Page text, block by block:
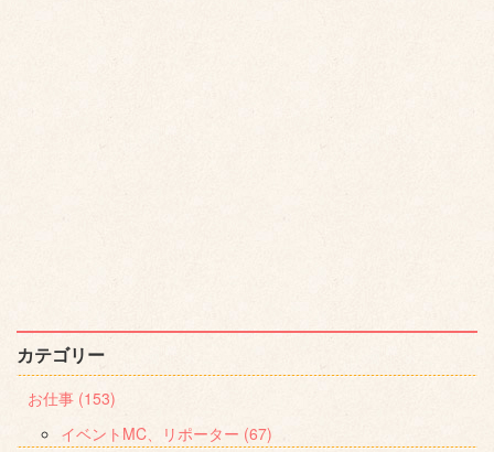
カテゴリー
お仕事 (153)
イベントMC、リポーター (67)